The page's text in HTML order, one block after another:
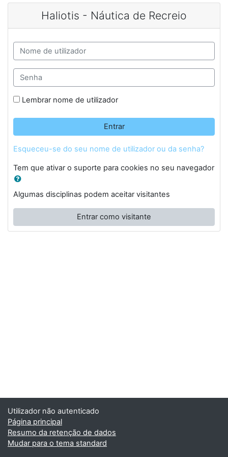
Ir para o conteúdo principal
Haliotis - Náutica de Recreio
Nome de utilizador
Senha
Lembrar nome de utilizador
Entrar
Esqueceu-se do seu nome de utilizador ou da senha?
Tem que ativar o suporte para cookies no seu navegador
Algumas disciplinas podem aceitar visitantes
Entrar como visitante
Utilizador não autenticado
Página principal
Resumo da retenção de dados
Mudar para o tema standard